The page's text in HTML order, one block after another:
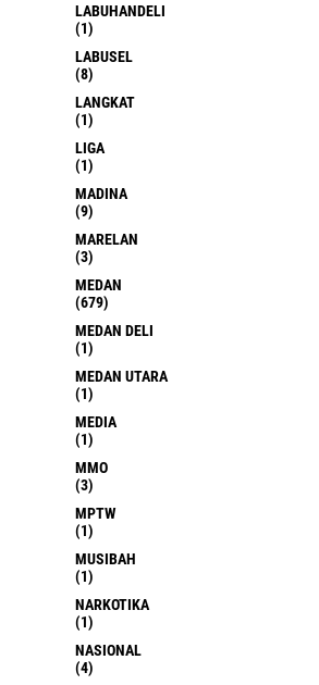
LABUHANDELI
(1)
LABUSEL
(8)
LANGKAT
(1)
LIGA
(1)
MADINA
(9)
MARELAN
(3)
MEDAN
(679)
MEDAN DELI
(1)
MEDAN UTARA
(1)
MEDIA
(1)
MMO
(3)
MPTW
(1)
MUSIBAH
(1)
NARKOTIKA
(1)
NASIONAL
(4)